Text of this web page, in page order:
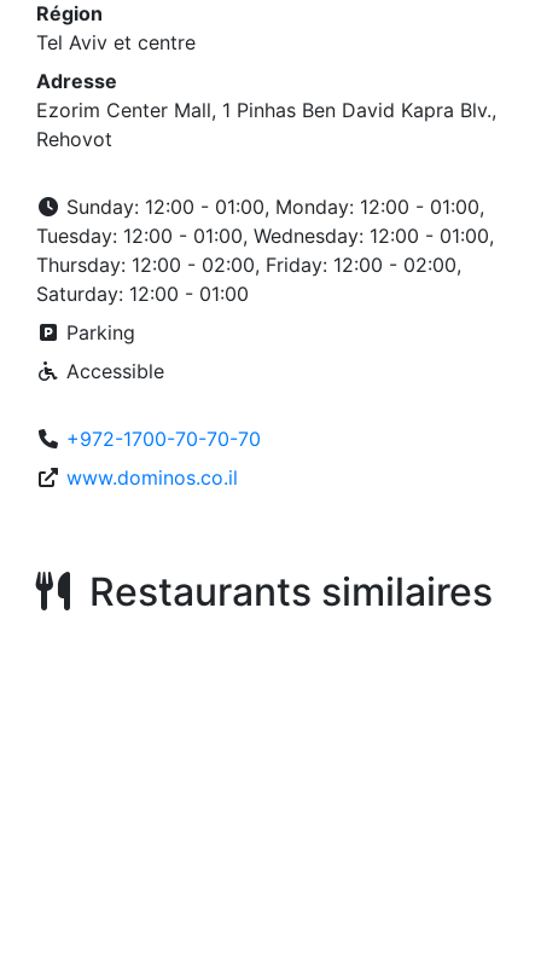
Région
Tel Aviv et centre
Adresse
Ezorim Center Mall, 1 Pinhas Ben David Kapra Blv.,
Rehovot
Sunday: 12:00 - 01:00, Monday: 12:00 - 01:00,
Tuesday: 12:00 - 01:00, Wednesday: 12:00 - 01:00,
Thursday: 12:00 - 02:00, Friday: 12:00 - 02:00,
Saturday: 12:00 - 01:00
Parking
Accessible
+972-1700-70-70-70
www.dominos.co.il
Restaurants similaires